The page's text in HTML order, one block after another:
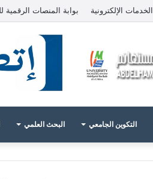
الخدمات الإلكترونية بوابة المنصات الرقمية
التكوين الجامعي البحث العلمي